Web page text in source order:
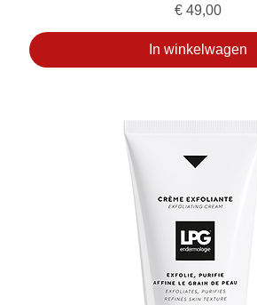
Prijs
€ 49,00
In winkelwagen